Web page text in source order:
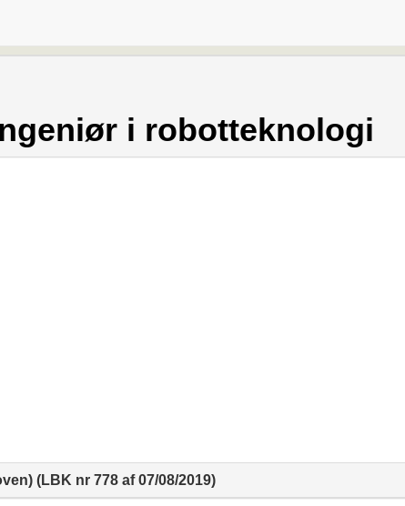
i robotteknologi
(LBK nr 778 af 07/08/2019)